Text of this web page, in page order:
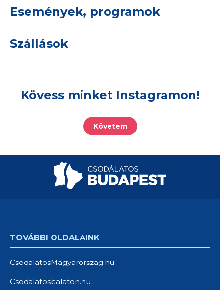
Események, programok
Szállások
Kövess minket Instagramon!
Követem
TOVÁBBI OLDALAINK
CsodalatosMagyarorszag.hu
Csodalatosbalaton.hu